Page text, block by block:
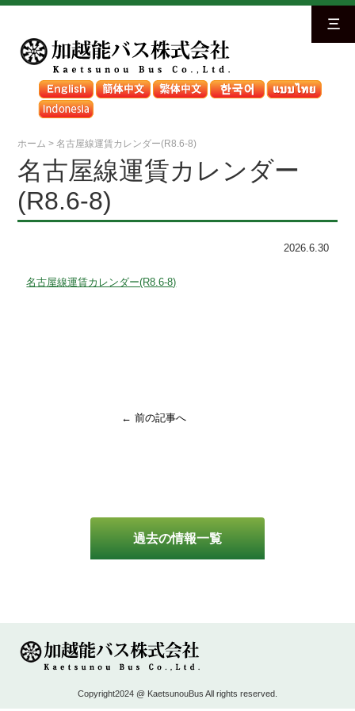
三
ホーム >名古屋線運賃カレンダー(R8.6-8)
過去の情報一覧
名古屋線運賃カレンダー
(R8.6-8)
2026.6.30
名古屋線運賃カレンダー(R8.6-8)
← 前の記事へ
Copyright2024 @ KaetsunouBus All rights reserved.